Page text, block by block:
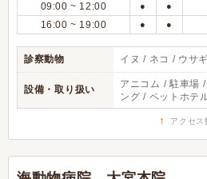
09:00 ~ 12:00
● ●
16:00 ~ 19:00 ● ●
診察動物 イヌ / ネコ / ウサ
設備・取り扱い
アニコム / 駐車場
ング / ペットホテ
↑ アクセ